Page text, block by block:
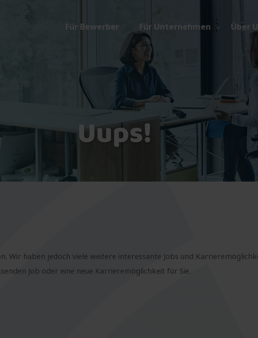
Für Bewerber Für Unternehmen Über
Uups!
Wir haben jedoch viele weitere interessante Jobs und
Job oder eine neue Karrieremöglichkeit für Sie.